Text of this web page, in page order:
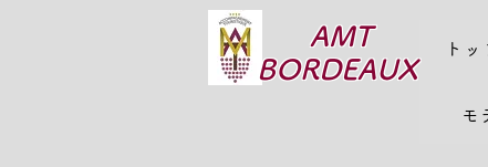
AMT
BORDEAUX
ト
モ